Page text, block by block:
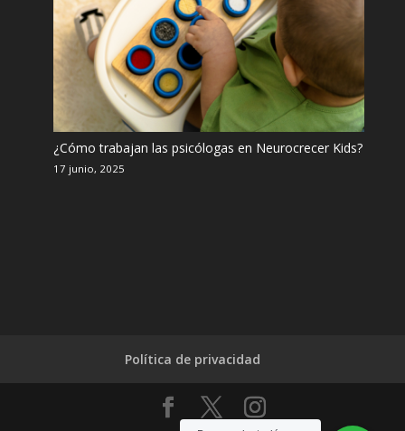
¿Cómo trabajan las psicólogas en Neurocrecer Kids?
17 junio, 2025
Política de privacidad